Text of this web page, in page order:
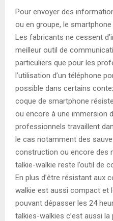
Pour envoyer des
ou en groupe, le
Les fabricants ne cessent
meilleur outil de
particuliers que pour les
l’utilisation d’un téléphone
possible dans certains
coque de smartphone
ou encore à une immersion
professionnels travaillent
le cas notamment des
construction ou encore des
talkie-walkie reste l’outil de
En plus d’être résistant aux
walkie est aussi compact et
pouvant dépasser les 24
talkies-walkies c’est aussi